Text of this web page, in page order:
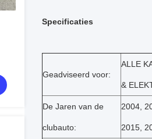
Specificaties
Geadviseerd voor:
ALLE
&
De Jaren van de
clubauto:
2004,
2015,